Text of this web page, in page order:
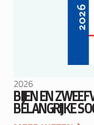
2026
BIJEN EN
BELANGRIJKE